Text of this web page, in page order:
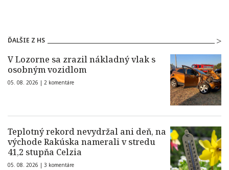
ĎALŠIE Z HS
V Lozorne sa zrazil nákladný vlak s
osobným vozidlom
05. 08. 2026 | 2 komentáre
Teplotný rekord nevydržal ani deň, na
východe Rakúska namerali v stredu
41,2 stupňa Celzia
05. 08. 2026 | 3 komentáre